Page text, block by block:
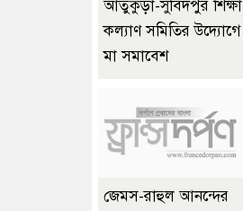
আতুকুড়া-সুবিদপুর শিক্ষা
কল্যাণ সমিতির উদ্যোগে
মা সমাবেশ
জেমস-রাহুল আনন্দের